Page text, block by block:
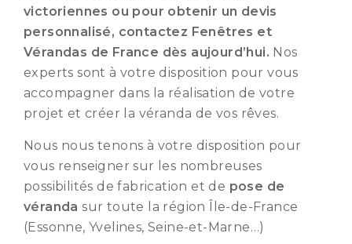
victoriennes ou pour obtenir un devis
personnalisé, contactez Fenêtres et
Vérandas de France dès aujourd’hui. Nos
experts sont à votre disposition pour vous
accompagner dans la réalisation de votre
projet et créer la véranda de vos rêves.
Nous nous tenons à votre disposition pour
vous renseigner sur les nombreuses
possibilités de fabrication et de pose de
véranda sur toute la région Île-de-France
(Essonne, Yvelines, Seine-et-Marne…)